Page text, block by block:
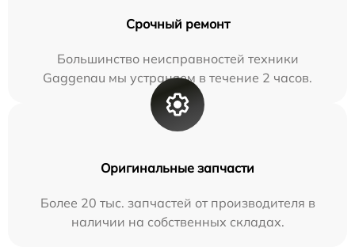
Срочный ремонт
Большинство неисправностей техники
Gaggenau мы устраняем в течение 2 часов.
Оригинальные запчасти
Более 20 тыс. запчастей от производителя в
наличии на собственных складах.